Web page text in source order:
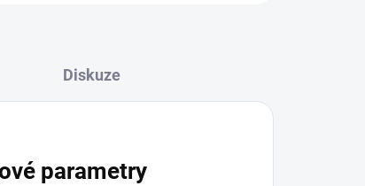
Diskuze
parametry